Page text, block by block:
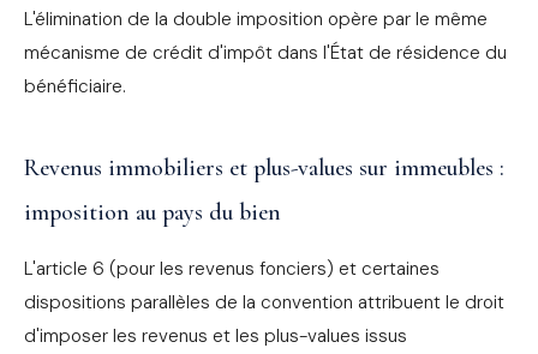
L'élimination de la double imposition opère par le même
mécanisme de crédit d'impôt dans l'État de résidence du
bénéficiaire.
Revenus immobiliers et plus-values sur immeubles :
imposition au pays du bien
L'article 6 (pour les revenus fonciers) et certaines
dispositions parallèles de la convention attribuent le droit
d'imposer les revenus et les plus-values issus